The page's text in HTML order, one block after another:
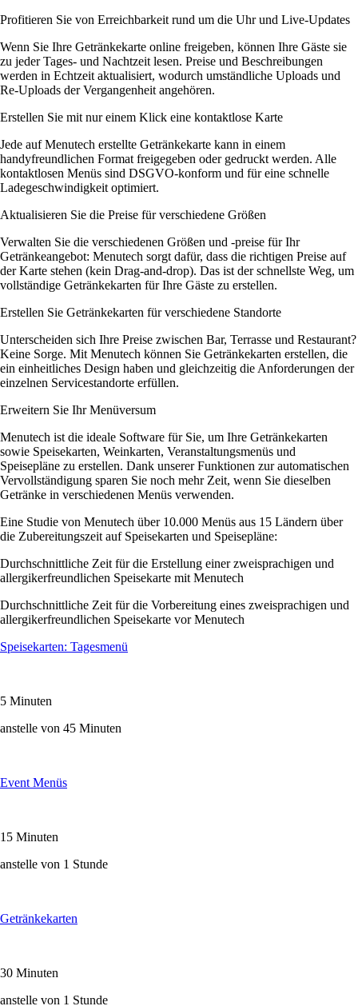
Profitieren Sie von Erreichbarkeit rund um die Uhr und Live-Updates
Wenn Sie Ihre Getränkekarte online freigeben, können Ihre Gäste sie
zu jeder Tages- und Nachtzeit lesen. Preise und Beschreibungen
werden in Echtzeit aktualisiert, wodurch umständliche Uploads und
Re-Uploads der Vergangenheit angehören.
Erstellen Sie mit nur einem Klick eine kontaktlose Karte
Jede auf Menutech erstellte Getränkekarte kann in einem
handyfreundlichen Format freigegeben oder gedruckt werden. Alle
kontaktlosen Menüs sind DSGVO-konform und für eine schnelle
Ladegeschwindigkeit optimiert.
Aktualisieren Sie die Preise für verschiedene Größen
Verwalten Sie die verschiedenen Größen und -preise für Ihr
Getränkeangebot: Menutech sorgt dafür, dass die richtigen Preise auf
der Karte stehen (kein Drag-and-drop). Das ist der schnellste Weg, um
vollständige Getränkekarten für Ihre Gäste zu erstellen.
Erstellen Sie Getränkekarten für verschiedene Standorte
Unterscheiden sich Ihre Preise zwischen Bar, Terrasse und Restaurant?
Keine Sorge. Mit Menutech können Sie Getränkekarten erstellen, die
ein einheitliches Design haben und gleichzeitig die Anforderungen der
einzelnen Servicestandorte erfüllen.
Erweitern Sie Ihr Menüversum
Menutech ist die ideale Software für Sie, um Ihre Getränkekarten
sowie Speisekarten, Weinkarten, Veranstaltungsmenüs und
Speisepläne zu erstellen. Dank unserer Funktionen zur automatischen
Vervollständigung sparen Sie noch mehr Zeit, wenn Sie dieselben
Getränke in verschiedenen Menüs verwenden.
Eine Studie von Menutech über 10.000 Menüs aus 15 Ländern über
die Zubereitungszeit auf Speisekarten und Speisepläne:
Durchschnittliche Zeit für die Erstellung einer zweisprachigen und
allergikerfreundlichen Speisekarte mit Menutech
Durchschnittliche Zeit für die Vorbereitung eines zweisprachigen und
allergikerfreundlichen Speisekarte vor Menutech
Speisekarten: Tagesmenü
5 Minuten
anstelle von 45 Minuten
Event Menüs
15 Minuten
anstelle von 1 Stunde
Getränkekarten
30 Minuten
anstelle von 1 Stunde